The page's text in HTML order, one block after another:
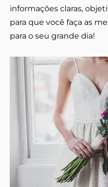
informações claras,
para que você faça as
para o seu grande dia!